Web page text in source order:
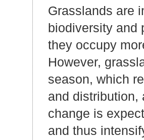
Grasslands are
biodiversity and
they occupy
However,
season, which
and distribution,
change is
and thus